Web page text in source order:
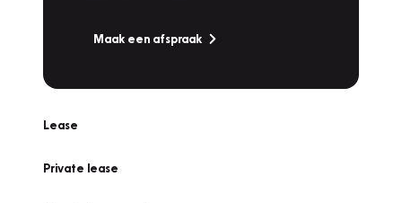
Maak een afspraak
Lease
Private lease